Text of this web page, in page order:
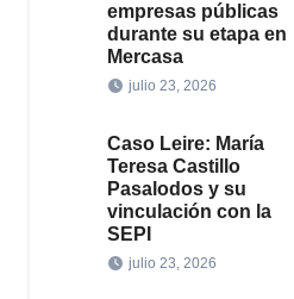
empresas públicas
durante su etapa en
Mercasa
julio 23, 2026
Caso Leire: María
Teresa Castillo
Pasalodos y su
vinculación con la
SEPI
julio 23, 2026